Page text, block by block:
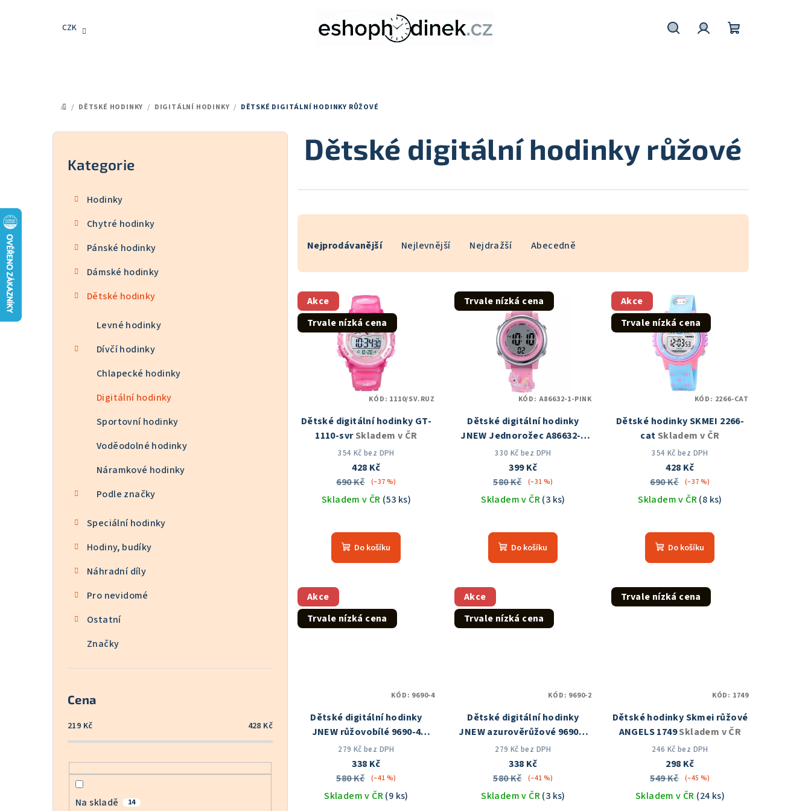
CZK
DOMŮ
/ DĚTSKÉ HODINKY / DIGITÁLNÍ HODINKY / DĚTSKÉ DIGITÁLNÍ HODINKY RŮŽOVÉ
P
Přeskočit
kategorie
Kategorie
Hodinky
Chytré hodinky
Pánské hodinky
Dámské hodinky
Dětské hodinky
Levné hodinky
Dívčí hodinky
Chlapecké hodinky
Digitální hodinky
Sportovní hodinky
Voděodolné hodinky
Náramkové hodinky
Podle značky
Speciální hodinky
Hodiny, budíky
Náhradní díly
Pro nevidomé
Ostatní
Značky
Cena
219 Kč 428 Kč
Na skladě 14
Dětské digitální hodinky růžové
a
z
e
n
o
Nejprodávanější Nejlevnější Nejdražší Abecedně
V
ý
p
r
Akce
Trvale nízká cena
Dětské digitální hodinky GT-
1110-svrSkladem v ČR
354 Kč bez DPH
428 Kč
690 Kč
(–37 %)
Skladem v ČR (53 ks)
hodnocení
produktu
je
5
hvězdiček.
Do košíku
KÓD: 1110/SV.RUZ
Trvale nízká cena
Dětské digitální hodinky
JNEW Jednorožec A86632-1
Skladem v ČR
330 Kč bez DPH
399 Kč
580 Kč
(–31 %)
Skladem v ČR(3 ks)
hodnocení
produktu
je
5
hvězdiček.
Do košíku
KÓD: A86632-1-PINK
Akce
Trvale nízká cena
Dětské hodinky SKMEI 2266-
cat Skladem v ČR
354 Kč bez DPH
428 Kč
690 Kč
(–37 %)
Skladem v ČR(8 ks)
Do košíku
KÓD: 2266-CAT
Akce
Trvale nízká cena
Dětské digitální hodinky
JNEW růžovobílé 9690-4
Skladem v ČR
279 Kč bez DPH
338 Kč
580 Kč
(–41 %)
Skladem v ČR(9 ks)
KÓD: 9690-4
Akce
Trvale nízká cena
Dětské digitální hodinky
JNEW azurověrůžové 9690-2
Skladem v ČR
279 Kč bez DPH
338 Kč
580 Kč
(–41 %)
Skladem v ČR(3 ks)
KÓD: 9690-2
Trvale nízká cena
Dětské hodinky Skmei růžové
ANGELS 1749Skladem v ČR
246 Kč bez DPH
298 Kč
549 Kč
(–45 %)
Skladem v ČR (24 ks)
KÓD: 1749